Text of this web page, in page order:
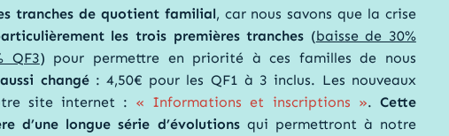
tranches de quotient familial, car nous savons que la crise
les trois premières tranches (baisse de 30%
QF3) pour permettre en priorité à ces familles de nous
changé: 4,50€ pour les QF1 à 3 inclus. Les nouveaux
site internet : « Informations et inscriptions ». Cette
d’une longue série d’évolutionsqui permettront à notre